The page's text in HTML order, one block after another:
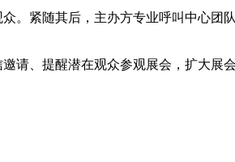
。紧随其后，主办方专业呼叫中心团
请、提醒潜在观众参观展会，扩大展